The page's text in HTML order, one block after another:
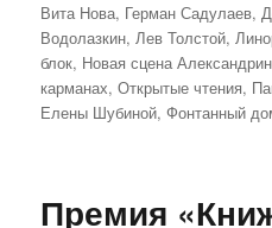
Вита Нова, Герман Садулаев,
Водолазкин,Лев Толстой,
блок, Новая сцена
карманах,Открытые чтения,
Елены Шубиной,Фонтанный
Премия